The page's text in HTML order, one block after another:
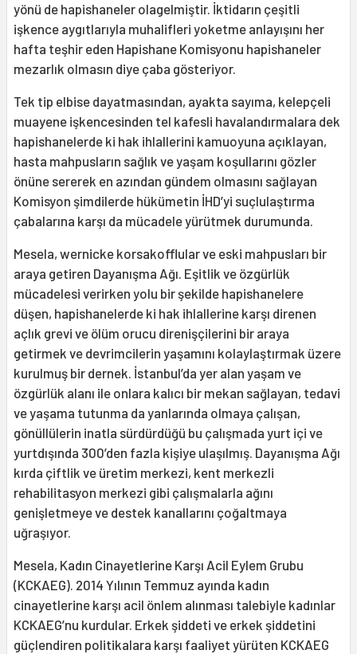
yönü de hapishaneler olagelmiştir. İktidarın çeşitli
işkence aygıtlarıyla muhalifleri yoketme anlayışını her
hafta teşhir eden Hapishane Komisyonu hapishaneler
mezarlık olmasın diye çaba gösteriyor.
Tek tip elbise dayatmasından, ayakta sayıma, kelepçeli
muayene işkencesinden tel kafesli havalandırmalara dek
hapishanelerde ki hak ihlallerini kamuoyuna açıklayan,
hasta mahpusların sağlık ve yaşam koşullarını gözler
önüne sererek en azından gündem olmasını sağlayan
Komisyon şimdilerde hükümetin İHD’yi suçlulaştırma
çabalarına karşı da mücadele yürütmek durumunda.
Mesela, wernicke korsakofflular ve eski mahpusları bir
araya getiren Dayanışma Ağı. Eşitlik ve özgürlük
mücadelesi verirken yolu bir şekilde hapishanelere
düşen, hapishanelerde ki hak ihlallerine karşı direnen
açlık grevi ve ölüm orucu direnişçilerini bir araya
getirmek ve devrimcilerin yaşamını kolaylaştırmak üzere
kurulmuş bir dernek. İstanbul’da yer alan yaşam ve
özgürlük alanı ile onlara kalıcı bir mekan sağlayan, tedavi
ve yaşama tutunma da yanlarında olmaya çalışan,
gönüllülerin inatla sürdürdüğü bu çalışmada yurt içi ve
yurtdışında 300’den fazla kişiye ulaşılmış. Dayanışma Ağı
kırda çiftlik ve üretim merkezi, kent merkezli
rehabilitasyon merkezi gibi çalışmalarla ağını
genişletmeye ve destek kanallarını çoğaltmaya
uğraşıyor.
Mesela, Kadın Cinayetlerine Karşı Acil Eylem Grubu
(KCKAEG). 2014 Yılının Temmuz ayında kadın
cinayetlerine karşı acil önlem alınması talebiyle kadınlar
KCKAEG’nu kurdular. Erkek şiddeti ve erkek şiddetini
güçlendiren politikalara karşı faaliyet yürüten KCKAEG